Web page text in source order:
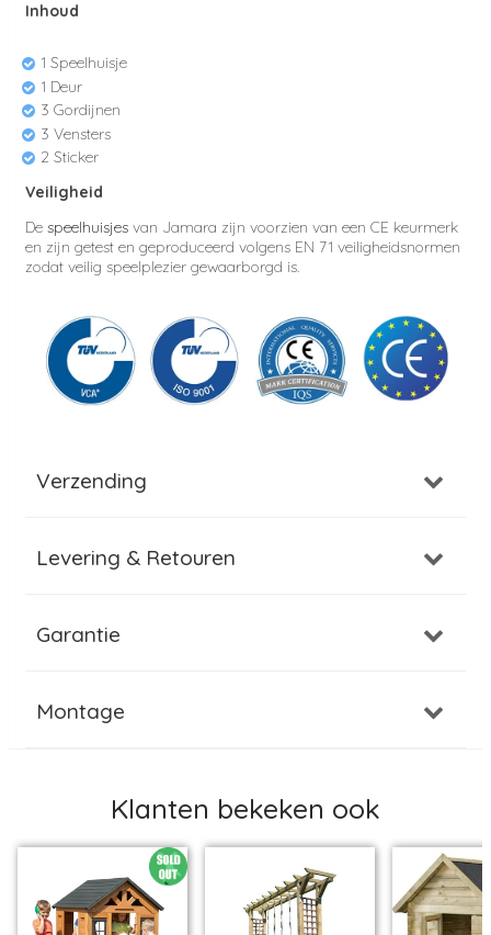
Inhoud
1 Speelhuisje
1 Deur
3 Gordijnen
3 Vensters
2 Sticker
Veiligheid
De speelhuisjes van Jamara zijn voorzien van een CE keurmerk
en zijn getest en geproduceerd volgens EN 71 veiligheidsnormen
zodat veilig speelplezier gewaarborgd is.
Verzending
Levering & Retouren
Garantie
Montage
Klanten bekeken ook